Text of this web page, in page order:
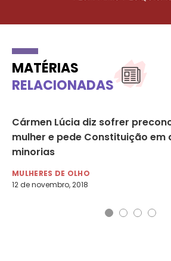
MATÉRIAS
RELACIONADAS
Cármen Lúcia diz sofrer
mulher e pede Constituição em
minorias
MULHERES DE OLHO
12 de novembro, 2018